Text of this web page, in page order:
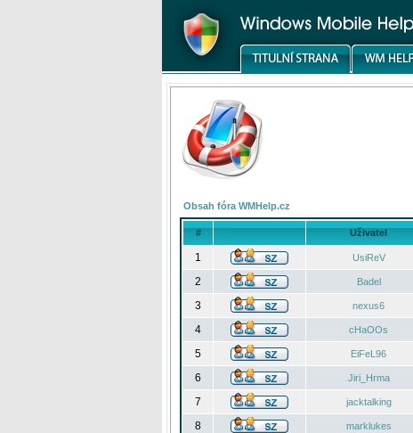
Obsah fóra WMHelp.cz
# Uživatel
1 UsiReV
2
Badel
3
nexus6
4
cHaOOs
5
EiFeL96
6
Jiri_Hrma
7
jacktalking
8
marklukes